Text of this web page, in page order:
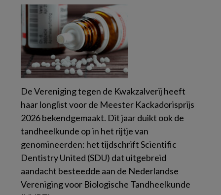
De Vereniging tegen de Kwakzalverij heeft
haar longlist voor de Meester Kackadorisprijs
2026 bekendgemaakt. Dit jaar duikt ook de
tandheelkunde op in het rijtje van
genomineerden: het tijdschrift Scientific
Dentistry United (SDU) dat uitgebreid
aandacht besteedde aan de Nederlandse
Vereniging voor Biologische Tandheelkunde